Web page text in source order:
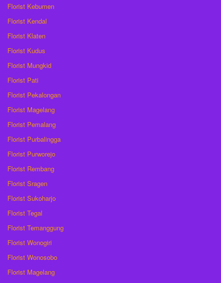
Florist Kebumen
Florist Kendal
Florist Klaten
Florist Kudus
Florist Mungkid
Florist Pati
Florist Pekalongan
Florist Magelang
Florist Pemalang
Florist Purbalingga
Florist Purworejo
Florist Rembang
Florist Sragen
Florist Sukoharjo
Florist Tegal
Florist Temanggung
Florist Wonogiri
Florist Wonosobo
Florist Magelang